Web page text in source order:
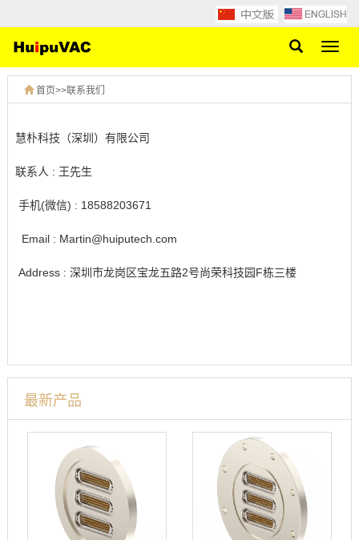
网
导
首页>>联系我们
慧朴科技（深圳）有限公司
联系人 : 王先生
手机(微信) : 18588203671
Email : Martin@huiputech.com
Address : 深圳市龙岗区宝龙五路2号尚荣科技园F栋三楼
最新产品